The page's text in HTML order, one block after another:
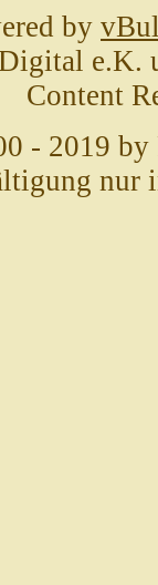
by
e.K.
Content
- 2019 by
nur